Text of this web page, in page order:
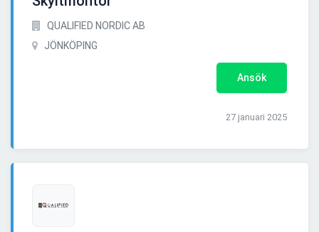
QUALIFIED NORDIC AB
JÖNKÖPING
Ansök
27 januari 2025